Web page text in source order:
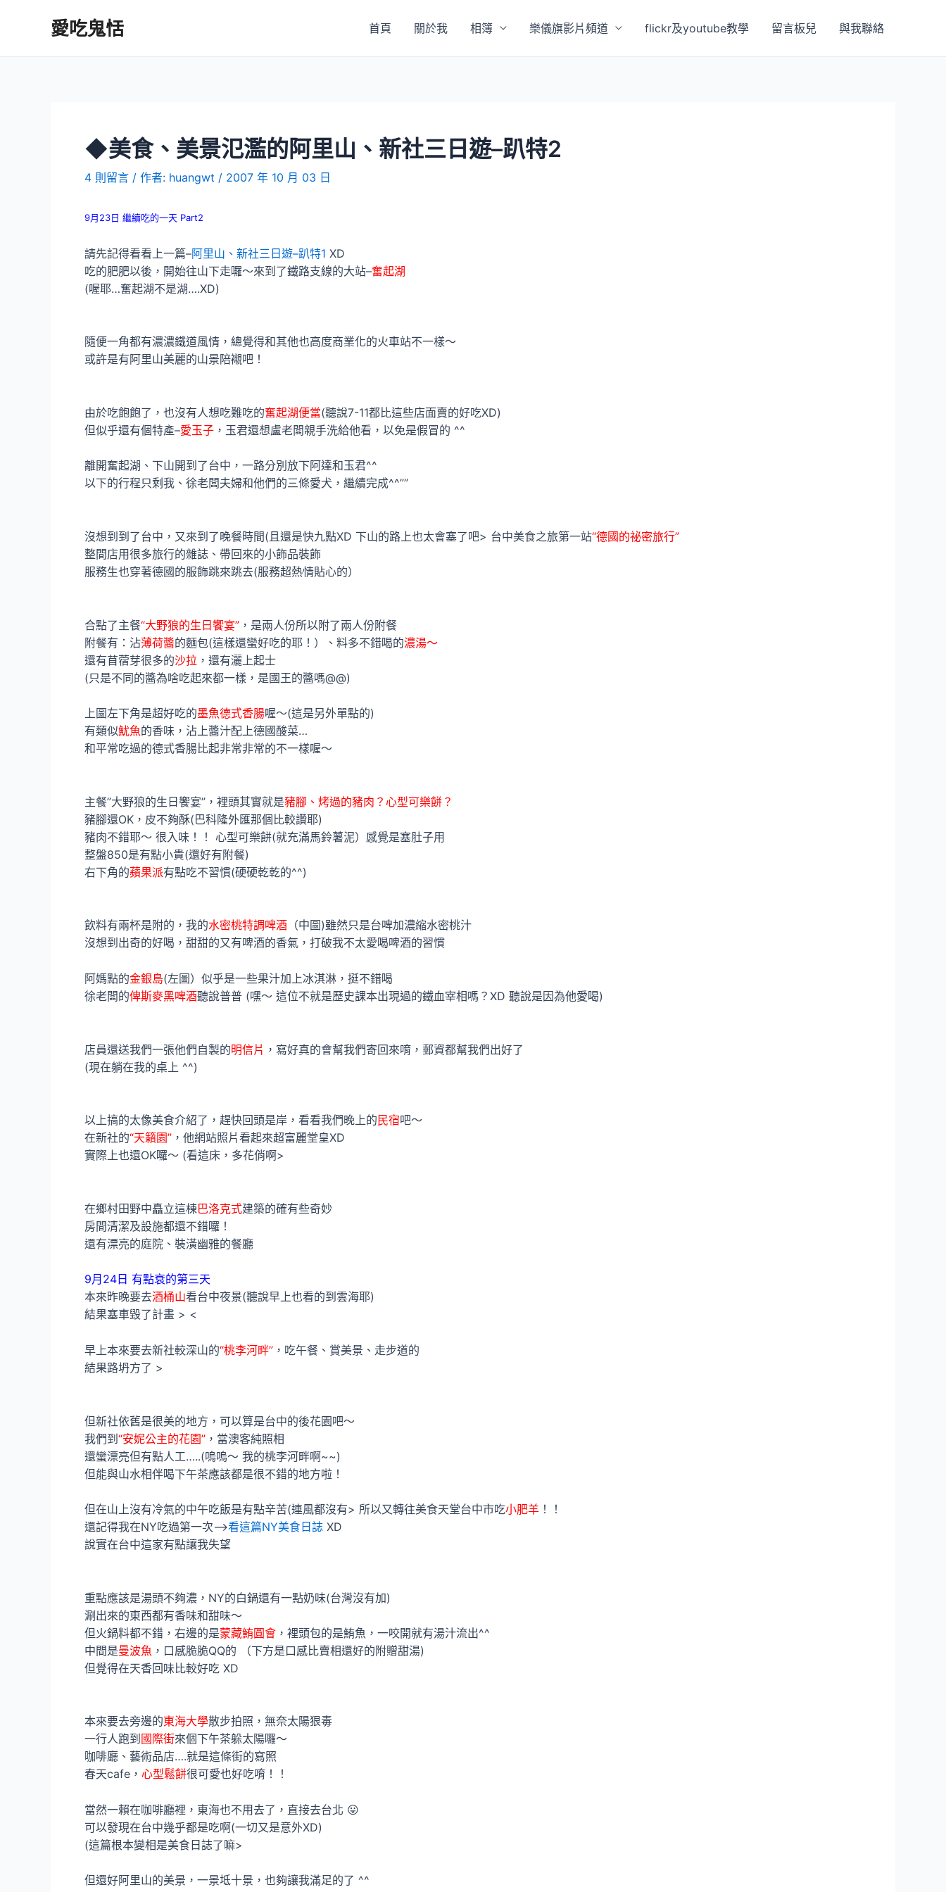
愛吃鬼恬 首頁 關於我 相簿 樂儀旗影片頻道 flickr及youtube教學 留言板兒 與我聯絡
◆美食、美景氾濫的阿里山、新社三日遊–趴特2
4 則留言 / 作者: huangwt / 2007 年 10 月 03 日
9月23日 繼續吃的一天 Part2
請先記得看看上一篇–阿里山、新社三日遊–趴特1 XD
吃的肥肥以後，開始往山下走囉～來到了鐵路支線的大站–奮起湖
(喔耶…奮起湖不是湖….XD)
隨便一角都有濃濃鐵道風情，總覺得和其他也高度商業化的火車站不一樣～
或許是有阿里山美麗的山景陪襯吧！
由於吃飽飽了，也沒有人想吃難吃的奮起湖便當(聽說7-11都比這些店面賣的好吃XD)
但似乎還有個特產–愛玉子 ，玉君還想盧老闆親手洗給他看，以免是假冒的 ^^
離開奮起湖、下山開到了台中，一路分別放下阿達和玉君^^
以下的行程只剩我、徐老闆夫婦和他們的三條愛犬，繼續完成^^””
沒想到到了台中，又來到了晚餐時間(且還是快九點XD 下山的路上也太會塞了吧> 台中美食之旅第一站“德國的祕密旅行”
整間店用很多旅行的雜誌、帶回來的小飾品裝飾
服務生也穿著德國的服飾跳來跳去(服務超熱情貼心的）
合點了主餐“大野狼的生日饗宴” ，是兩人份所以附了兩人份附餐
附餐有：沾薄荷醬的麵包(這樣還蠻好吃的耶！）、料多不錯喝的濃湯～
還有苜蓿芽很多的沙拉 ，還有灑上起士
(只是不同的醬為啥吃起來都一樣，是國王的醬嗎@@)
上圖左下角是超好吃的墨魚德式香腸喔～(這是另外單點的)
有類似魷魚的香味，沾上醬汁配上德國酸菜…
和平常吃過的德式香腸比起非常非常的不一樣喔～
主餐”大野狼的生日饗宴”，裡頭其實就是豬腳、烤過的豬肉？心型可樂餅？
豬腳還OK，皮不夠酥(巴科隆外匯那個比較讚耶)
豬肉不錯耶～ 很入味！！ 心型可樂餅(就充滿馬鈴薯泥）感覺是塞肚子用
整盤850是有點小貴(還好有附餐)
右下角的蘋果派有點吃不習慣(硬硬乾乾的^^)
飲料有兩杯是附的，我的水密桃特調啤酒 （中圖)雖然只是台啤加濃縮水密桃汁
沒想到出奇的好喝，甜甜的又有啤酒的香氣，打破我不太愛喝啤酒的習慣
阿媽點的金銀島(左圖）似乎是一些果汁加上冰淇淋，挺不錯喝
徐老闆的俾斯麥黑啤酒聽說普普 (嘿～ 這位不就是歷史課本出現過的鐵血宰相嗎？XD 聽說是因為他愛喝)
店員還送我們一張他們自製的明信片 ，寫好真的會幫我們寄回來唷，郵資都幫我們出好了
(現在躺在我的桌上 ^^)
以上搞的太像美食介紹了，趕快回頭是岸，看看我們晚上的 民宿吧～
在新社的“天籟園” ，他網站照片看起來超富麗堂皇XD
實際上也還OK囉～ (看這床，多花俏啊>
在鄉村田野中矗立這棟巴洛克式建築的確有些奇妙
房間清潔及設施都還不錯囉！
還有漂亮的庭院、裝潢幽雅的餐廳
9月24日 有點衰的第三天
本來昨晚要去酒桶山看台中夜景(聽說早上也看的到雲海耶)
結果塞車毀了計畫 > <
早上本來要去新社較深山的“桃李河畔” ，吃午餐、賞美景、走步道的
結果路坍方了 >
但新社依舊是很美的地方，可以算是台中的後花園吧～
我們到“安妮公主的花園” ，當澳客純照相
還蠻漂亮但有點人工…..(嗚嗚～ 我的桃李河畔啊~~)
但能與山水相伴喝下午茶應該都是很不錯的地方啦！
但在山上沒有冷氣的中午吃飯是有點辛苦(連風都沒有> 所以又轉往美食天堂台中市吃小肥羊 ！！
還記得我在NY吃過第一次–>看這篇NY美食日誌 XD
說實在台中這家有點讓我失望
重點應該是湯頭不夠濃，NY的白鍋還有一點奶味(台灣沒有加)
涮出來的東西都有香味和甜味～
但火鍋料都不錯，右邊的是蒙藏鮪圓會 ，裡頭包的是鮪魚，一咬開就有湯汁流出^^
中間是曼波魚 ，口感脆脆QQ的 （下方是口感比賣相還好的附贈甜湯)
但覺得在天香回味比較好吃 XD
本來要去旁邊的東海大學散步拍照，無奈太陽狠毒
一行人跑到 國際街來個下午茶躲太陽囉～
咖啡廳、藝術品店….就是這條街的寫照
春天cafe， 心型鬆餅很可愛也好吃唷！！
當然一賴在咖啡廳裡，東海也不用去了，直接去台北 😛
可以發現在台中幾乎都是吃啊(一切又是意外XD)
(這篇根本變相是美食日誌了嘛>
但還好阿里山的美景，一景坻十景，也夠讓我滿足的了 ^^